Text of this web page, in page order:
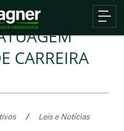
CARREIRA
/
Leis e Notícias